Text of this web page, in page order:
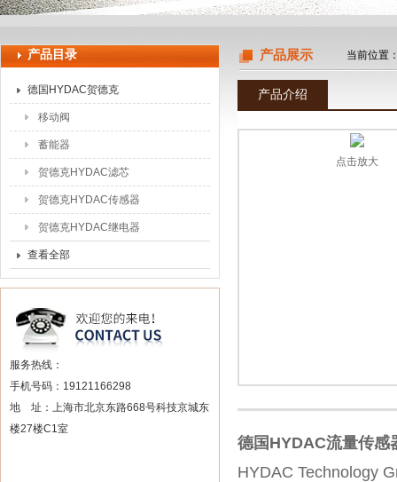
产品目录
德国HYDAC贺德克
移动阀
蓄能器
贺德克HYDAC滤芯
贺德克HYDAC传感器
贺德克HYDAC继电器
查看全部
服务热线：
手机号码：19121166298
地 址：上海市北京东路668号科技京城东
楼27楼C1室
产品展示 当前位置
产品介绍
点击放大
德国HYDAC流量传感
HYDAC Technology